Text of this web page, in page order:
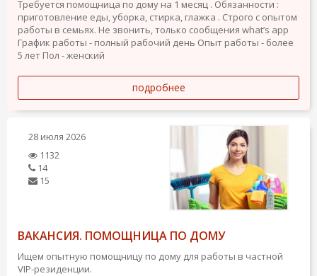
Требуется помощница по дому на 1 месяц . Обязанности :
приготовление еды, уборка, стирка, глажка . Строго с опытом
работы в семьях. Не звонить, только сообщения what’s app
График работы - полный рабочий день Опыт работы - более
5 лет Пол - женский
подробнее
28 июля 2026
1132
14
15
ВАКАНСИЯ. ПОМОЩНИЦА ПО ДОМУ
Ищем опытную помощницу по дому для работы в частной
VIP-резиденции.